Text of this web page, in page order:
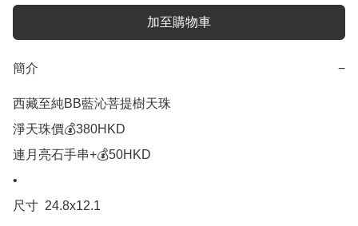
加至購物車
簡介 −
西藏至純BB藍沁菩提樹天珠
淨天珠價💰380HKD
連月亮石手串+💰50HKD
•
尺寸  24.8x12.1